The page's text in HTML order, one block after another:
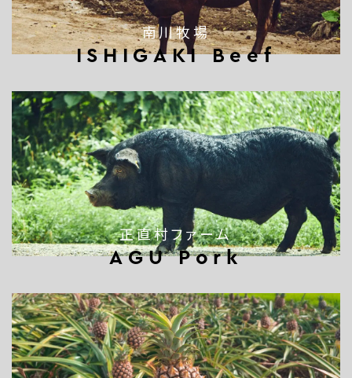
南川牧場
ISHIGAKI Beef
正直村ファーム
AGU Pork